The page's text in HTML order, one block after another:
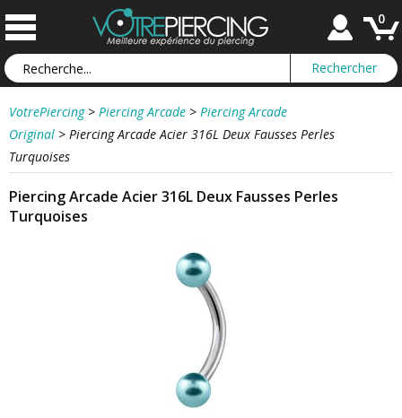
0
VotrePiercing > Piercing Arcade > Piercing Arcade
Original > Piercing Arcade Acier 316L Deux Fausses Perles
Turquoises
Piercing Arcade Acier 316L Deux Fausses Perles
Turquoises